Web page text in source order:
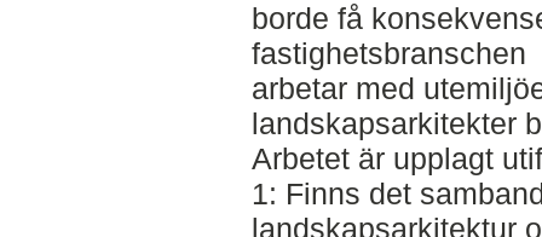
borde få
fastighetsbranschen
arbetar med
landskapsarkitekter
Arbetet är upplagt
1: Finns det
landskapsarkitektur